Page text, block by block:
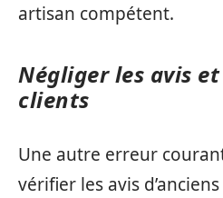
artisan compétent.
Négliger les avis
clients
Une autre erreur
vérifier les avis